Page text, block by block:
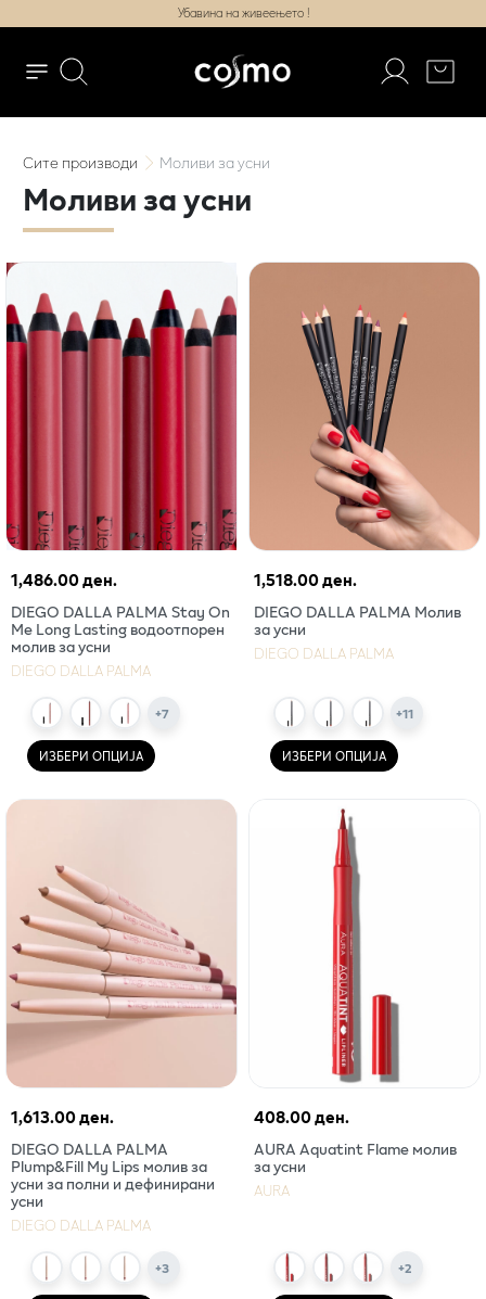
Убавина на живеењето !
Ситепроизводи Моливи за усни
Моливи за усни
1,486.00 ден.
DIEGO DALLA PALMA Stay On
Me Long Lasting водоотпорен
молив за усни
DIEGO DALLA PALMA
+7
ИЗБЕРИ ОПЦИЈА
1,518.00 ден.
DIEGO DALLA PALMA Молив
за усни
DIEGO DALLA PALMA
+11
ИЗБЕРИ ОПЦИЈА
1,613.00 ден.
DIEGO DALLA PALMA
Plump&Fill My Lips молив за
усни за полни и дефинирани
усни
DIEGO DALLA PALMA
+3
408.00 ден.
AURA Aquatint Flame молив
за усни
AURA
+2